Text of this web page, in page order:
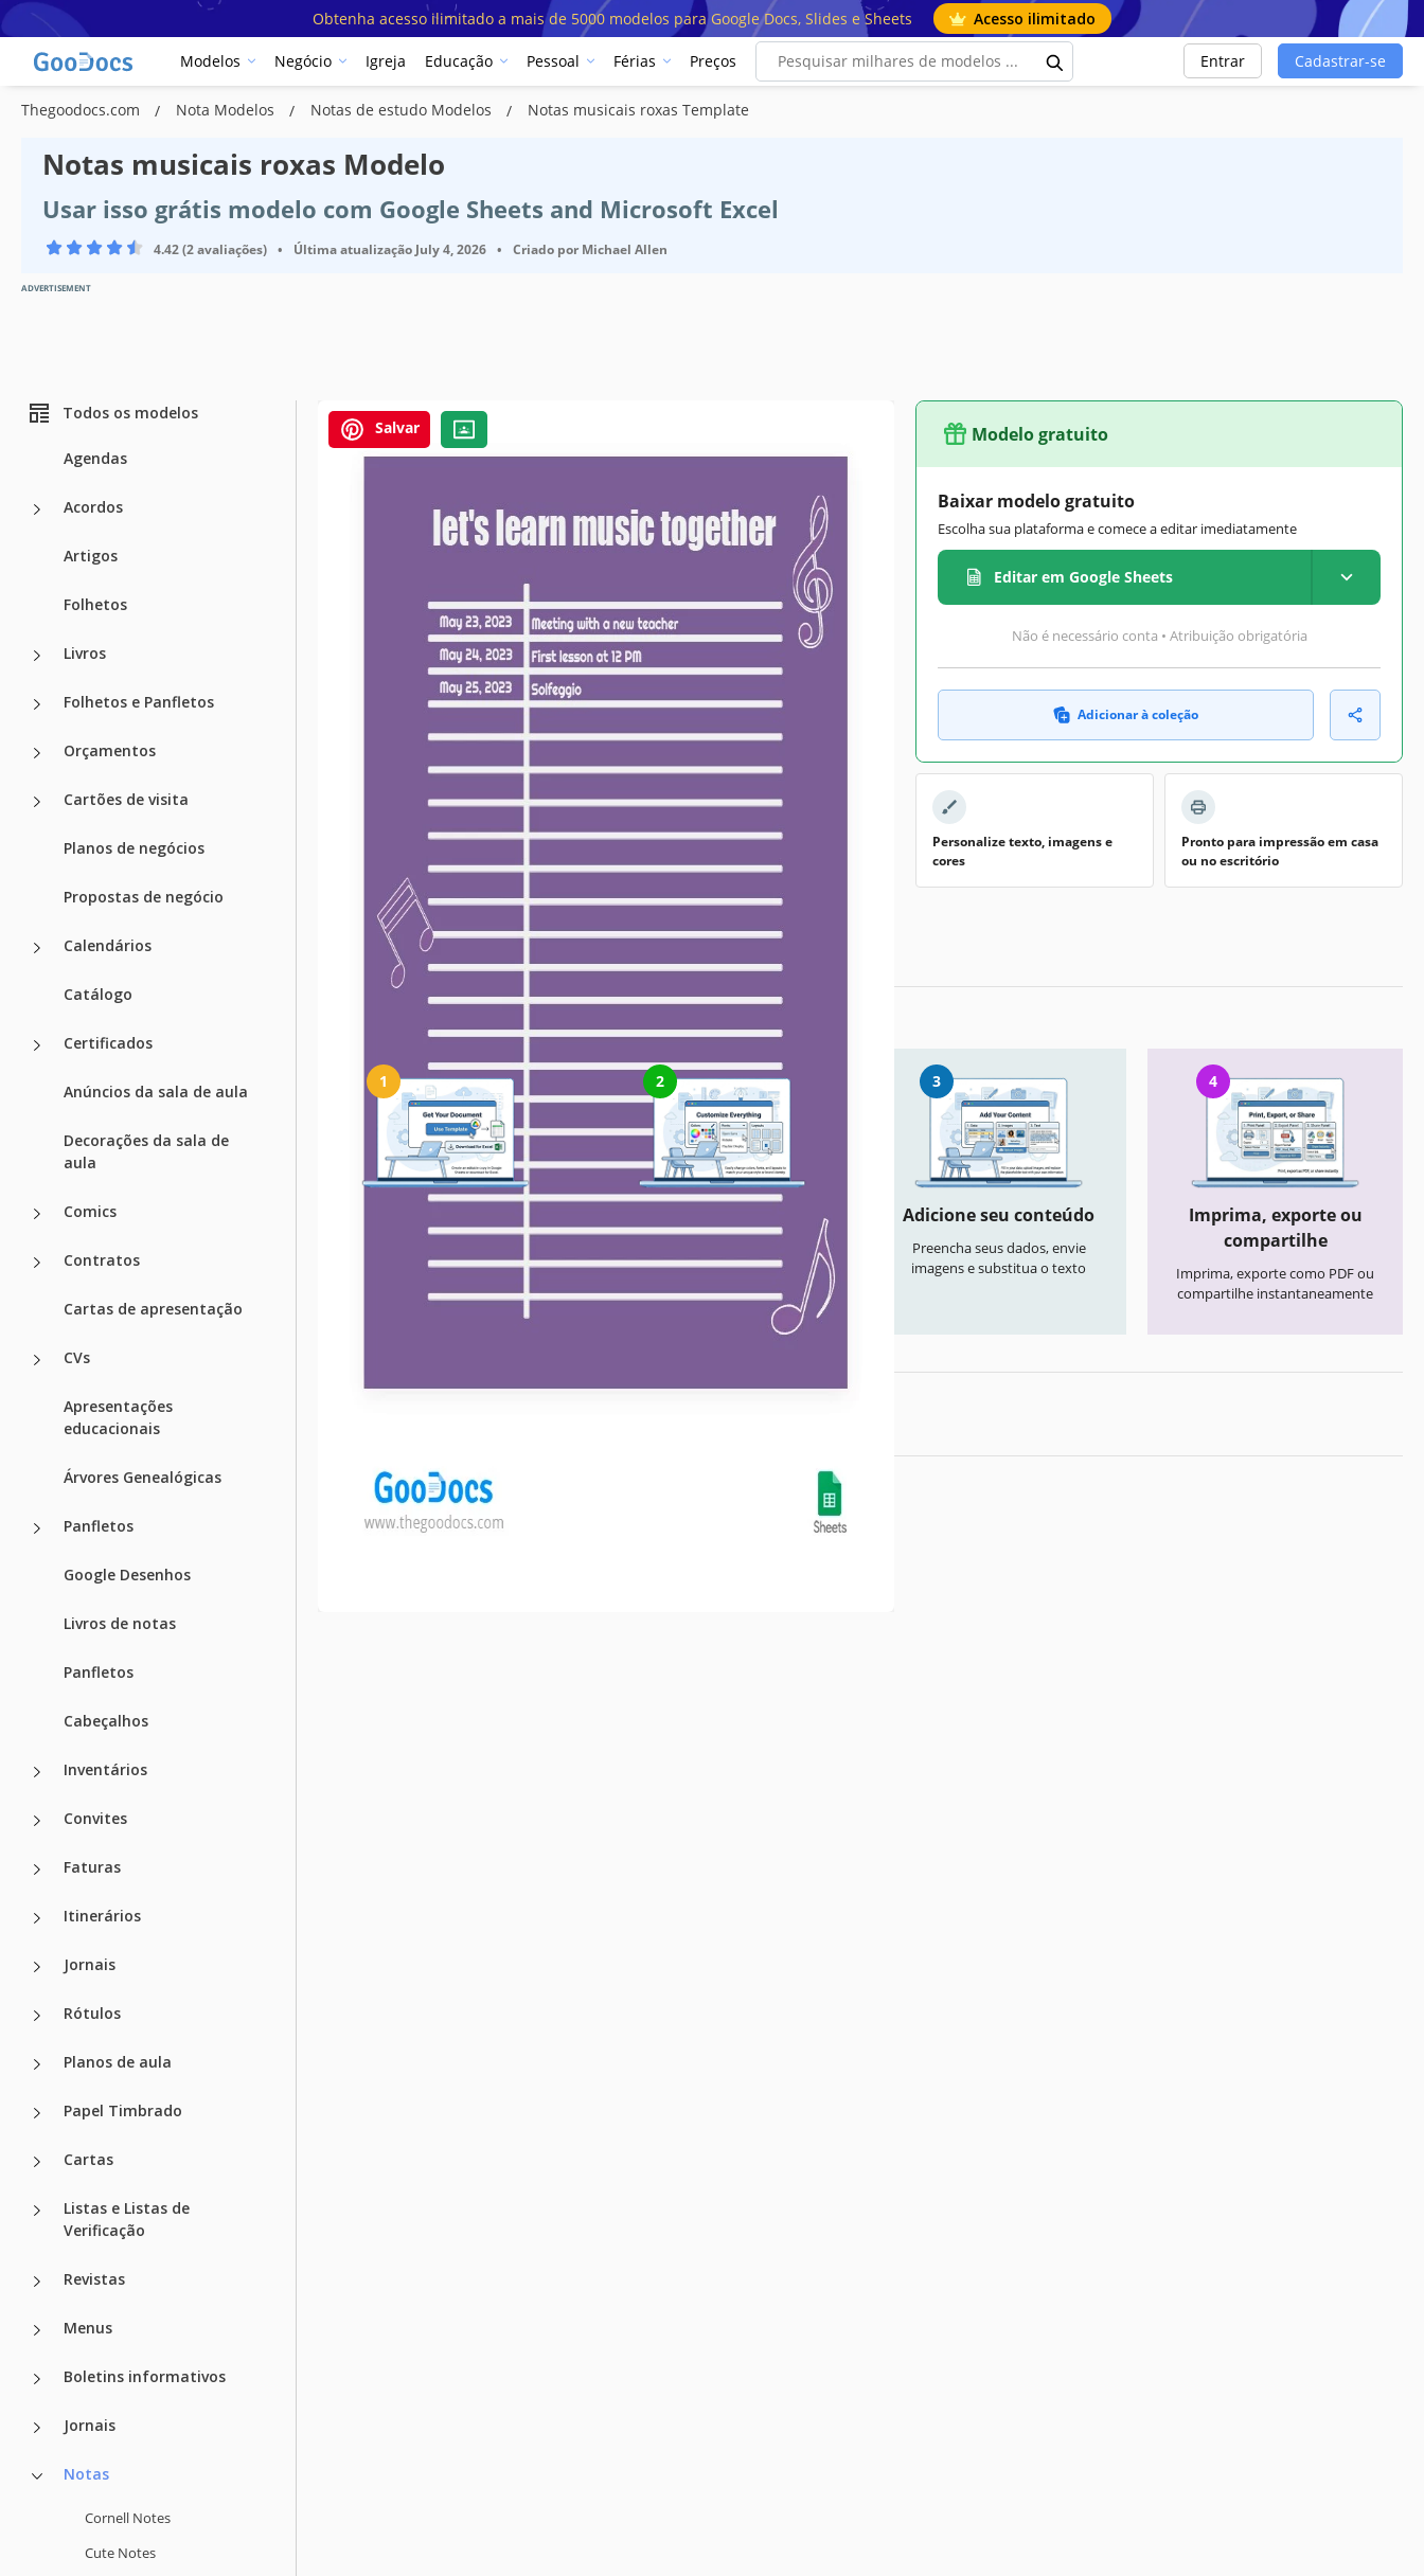
Obtenha acesso ilimitado a mais de 5000 modelos para Google Docs, Slides e Sheets Acesso ilimitado
Modelos Negócio Igreja Educação Pessoal Férias Preços Entrar Cadastrar-se
Thegoodocs.com Nota Modelos Notas de estudo Modelos Notas musicais roxas Template
Notas musicais roxas Modelo
Usar isso grátis modelo com Google Sheets and Microsoft Excel
4.42 (2 avaliações) • Última atualização July 4, 2026 • Criado por Michael Allen
ADVERTISEMENT
Todos os modelos
Agendas
Acordos
Artigos
Folhetos
Livros
Folhetos e Panfletos
Orçamentos
Cartões de visita
Planos de negócios
Propostas de negócio
Calendários
Catálogo
Certificados
Anúncios da sala de aula
Decorações da sala de
aula
Comics
Contratos
Cartas de apresentação
CVs
Apresentações
educacionais
Árvores Genealógicas
Panfletos
Google Desenhos
Livros de notas
Panfletos
Cabeçalhos
Inventários
Convites
Faturas
Itinerários
Jornais
Rótulos
Planos de aula
Papel Timbrado
Cartas
Listas e Listas de
Verificação
Revistas
Menus
Boletins informativos
Jornais
Notas
Cornell Notes
Cute Notes
Salvar
Especificações do modelo
Google Sheets
August 4, 2022
July 4, 2026
Adicionado às coleções por 8 Usuários
Estatísticas de uso
0 downloads este mês
Principais recursos deste modelo
Students , Teachers
Sobre este modelo
Você pode usar nosso modelo gratuito de Notas Musicais Roxas para o que
quiser! Anote informações importantes e faça anotações enquanto estuda ou
escreve música. As
pode personalizá-las e editá-las usando a interface conveniente e intuitiva do
Google Sheets.
Modelo gratuito
Baixar modelo gratuito
Escolha sua plataforma e comece a editar imediatamente
Editar em Google Sheets
Não é necessário conta • Atribuição obrigatória
Adicionar à coleção
Personalize texto, imagens e
cores
Pronto para impressão em casa
ou no escritório
1
criar uma cópia editável no Google
Sheets ou baixar para Microsoft
2
Altere facilmente cores, fontes e
layouts conforme seu estilo
3
Adicione seu conteúdo
Preencha seus dados, envie
imagens e substitua o texto
4
Imprima, exporte ou
compartilhe
Imprima, exporte como PDF ou
compartilhe instantaneamente
Vistos recentemente